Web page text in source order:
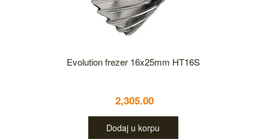
Evolution frezer 16x25mm HT16S
2,305.00
Dodaj u korpu